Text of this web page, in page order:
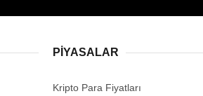
PIYASALAR
Kripto Para Fiyatları